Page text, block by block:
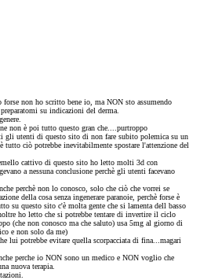
forse non ho scritto bene io, ma NON sto assumendo
su indicazioni del derma.
non è poi tutto questo gran che....purtroppo
gli utenti di questo sito di non fare subito polemica su un
tutto ciò potrebbe inevitabilmente spostare l'attenzione del
cattivo di questo sito ho letto molti 3d con
a nessuna conclusione perchè gli utenti facevano
perchè non lo conosco, solo che ciò che vorrei se
della cosa senza ingenerare paranoie, perchè forse è
su questo sito c'è molta gente che si lamenta dell basso
ho letto che si potrebbe tentare di invertire il ciclo
(che non conosco ma che saluto) usa 5mg al giorno di
e non solo da me)
lui potrebbe evitare quella scorpacciata di fina...magari
perche io NON sono un medico e NON voglio che
nuova terapia.